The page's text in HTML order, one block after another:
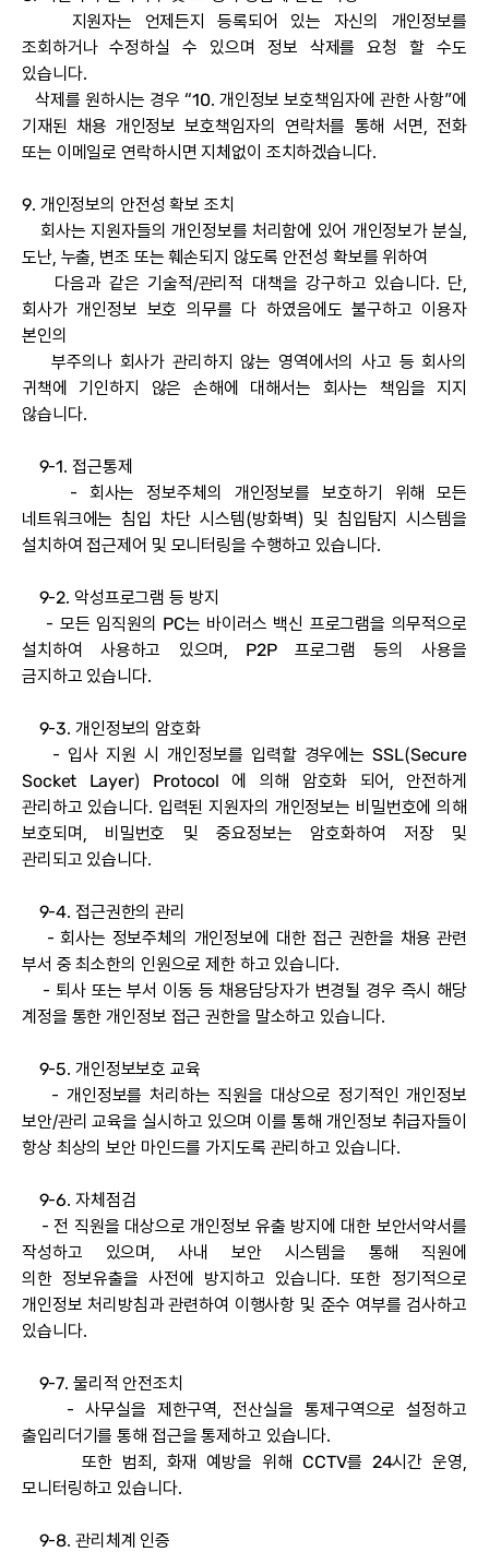
지원자는 언제든지 등록되어 있는 자신의 개인정보를
조회하거나 수정하실 수 있으며 정보 삭제를 요청 할 수도
있습니다.
삭제를 원하시는 경우 “10. 개인정보 보호책임자에 관한 사항”에
기재된 채용 개인정보 보호책임자의 연락처를 통해 서면, 전화
또는 이메일로 연락하시면 지체없이 조치하겠습니다.
9. 개인정보의 안전성 확보 조치
회사는 지원자들의 개인정보를 처리함에 있어 개인정보가 분실,
도난, 누출, 변조 또는 훼손되지 않도록 안전성 확보를 위하여
다음과 같은 기술적/관리적 대책을 강구하고 있습니다. 단,
회사가 개인정보 보호 의무를 다 하였음에도 불구하고 이용자
본인의
부주의나 회사가 관리하지 않는 영역에서의 사고 등 회사의
귀책에 기인하지 않은 손해에 대해서는 회사는 책임을 지지
않습니다.
9-1. 접근통제
- 회사는 정보주체의 개인정보를 보호하기 위해 모든
네트워크에는 침입 차단 시스템(방화벽) 및 침입탐지 시스템을
설치하여 접근제어 및 모니터링을 수행하고 있습니다.
9-2. 악성프로그램 등 방지
- 모든 임직원의 PC는 바이러스 백신 프로그램을 의무적으로
설치하여 사용하고 있으며, P2P 프로그램 등의 사용을
금지하고 있습니다.
9-3. 개인정보의 암호화
- 입사 지원 시 개인정보를 입력할 경우에는 SSL(Secure
Socket Layer) Protocol 에 의해 암호화 되어, 안전하게
관리하고 있습니다. 입력된 지원자의 개인정보는 비밀번호에 의해
보호되며, 비밀번호 및 중요정보는 암호화하여 저장 및
관리되고 있습니다.
9-4. 접근권한의 관리
- 회사는 정보주체의 개인정보에 대한 접근 권한을 채용 관련
부서 중 최소한의 인원으로 제한 하고 있습니다.
- 퇴사 또는 부서 이동 등 채용담당자가 변경될 경우 즉시 해당
계정을 통한 개인정보 접근 권한을 말소하고 있습니다.
9-5. 개인정보보호 교육
- 개인정보를 처리하는 직원을 대상으로 정기적인 개인정보
보안/관리 교육을 실시하고 있으며 이를 통해 개인정보 취급자들이
항상 최상의 보안 마인드를 가지도록 관리하고 있습니다.
9-6. 자체점검
- 전 직원을 대상으로 개인정보 유출 방지에 대한 보안서약서를
작성하고 있으며, 사내 보안 시스템을 통해 직원에
의한 정보유출을 사전에 방지하고 있습니다. 또한 정기적으로
개인정보 처리방침과 관련하여 이행사항 및 준수 여부를 검사하고
있습니다.
9-7. 물리적 안전조치
- 사무실을 제한구역, 전산실을 통제구역으로 설정하고
출입리더기를 통해 접근을 통제하고 있습니다.
또한 범죄, 화재 예방을 위해 CCTV를 24시간 운영,
모니터링하고 있습니다.
9-8. 관리체계 인증